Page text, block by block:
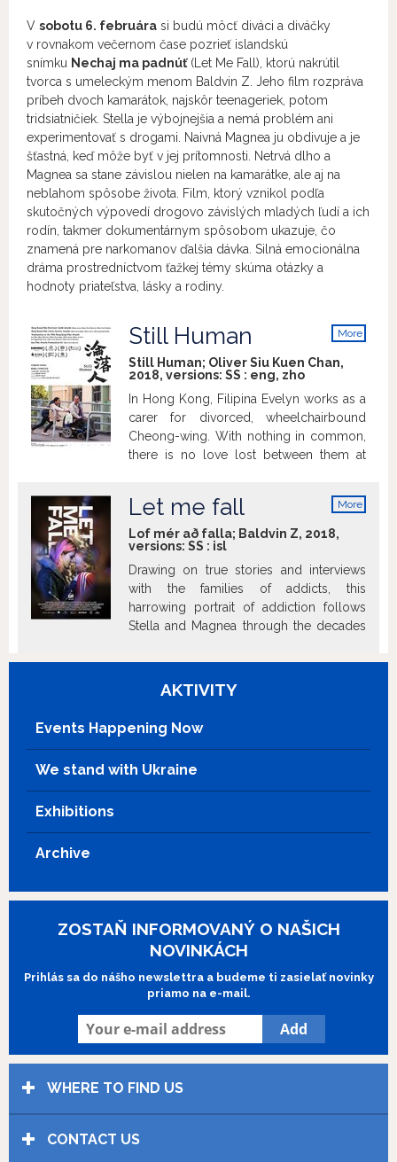
V sobotu 6. februára si budú môcť diváci a diváčky
v rovnakom večernom čase pozrieť islandskú
snímku Nechaj ma padnúť(Let Me Fall), ktorú nakrútil
tvorca s umeleckým menom Baldvin Z . Jeho film rozpráva
príbeh dvoch kamarátok, najskôr teenageriek, potom
tridsiatničiek. Stella je výbojnejšia a nemá problém ani
experimentovať s drogami. Naivná Magnea ju obdivuje a je
šťastná, keď môže byť v jej prítomnosti. Netrvá dlho a
Magnea sa stane závislou nielen na kamarátke, ale aj na
neblahom spôsobe života. Film, ktorý vznikol podľa
skutočných výpovedí drogovo závislých mladých ľudí a ich
rodín, takmer dokumentárnym spôsobom ukazuje, čo
znamená pre narkomanov ďalšia dávka. Silná emocionálna
dráma prostredníctvom ťažkej témy skúma otázky a
hodnoty priateľstva, lásky a rodiny.
More
Still Human
Still Human; Oliver Siu Kuen Chan,
2018, versions: SS : eng, zho
In Hong Kong, Filipina Evelyn works as a
carer for divorced, wheelchairbound
Cheong-wing. With nothing in common,
there is no love lost between them at
Produced by the studio of wellknown
Hong Kong filmmaker Fruit Chan, the
film’s sober subject matter is leavened by
its distinctive humour and the two main
characters’ fragile emotionality. The
personal, intimate story is thrown into
stark relief by its backdrop – the socially
Hong Kong.
More
Let me fall
Lof mér að falla; Baldvin Z, 2018,
versions: SS : isl
Drawing on true stories and interviews
with the families of addicts, this
harrowing portrait of addiction follows
Stella and Magnea through the decades
perilous adulthoods.
AKTIVITY
Events Happening Now
We stand with Ukraine
Exhibitions
Archive
ZOSTAŇ INFORMOVANÝ O NAŠICH
NOVINKÁCH
Prihlás sa do nášho newslettra a budeme ti zasielať novinky
priamo na e-mail.
WHERE TO FIND US
CONTACT US